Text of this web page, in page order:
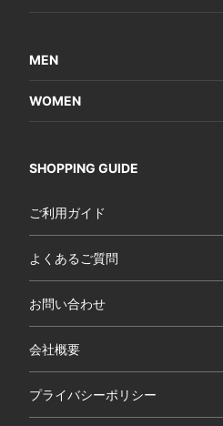
MEN
WOMEN
SHOPPING GUIDE
ご利用ガイド
よくあるご質問
お問い合わせ
会社概要
プライバシーポリシー